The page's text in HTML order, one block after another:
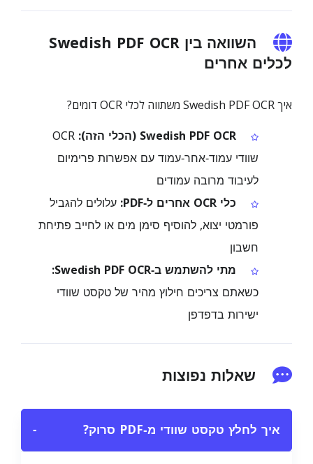
השוואה בין Swedish PDF OCR
לכלים אחרים
איך Swedish PDF OCR משתווה לכלי OCR דומים?
Swedish PDF OCR (הכלי הזה):
OCR
שוודי עמוד‑אחר‑עמוד עם אפשרות פרימיום
לעיבוד מרובה עמודים
כלי OCR אחרים ל‑PDF:
עלולים להגביל
פורמטי יצוא, להוסיף סימן מים או לחייב פתיחת
חשבון
מתי להשתמש ב‑Swedish PDF OCR:
כשאתם צריכים חילוץ מהיר של טקסט שוודי
ישירות בדפדפן
שאלות נפוצות
איך לחלץ טקסט שוודי מ‑PDF סרוק? −